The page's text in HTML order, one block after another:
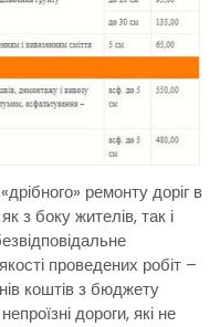
ремонту доріг в
з боку жителів, так і
проведених робіт –
коштів з бюджету
дороги, які не